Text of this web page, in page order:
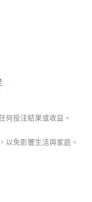
何投注結果或收益。
以免影響生活與家庭。